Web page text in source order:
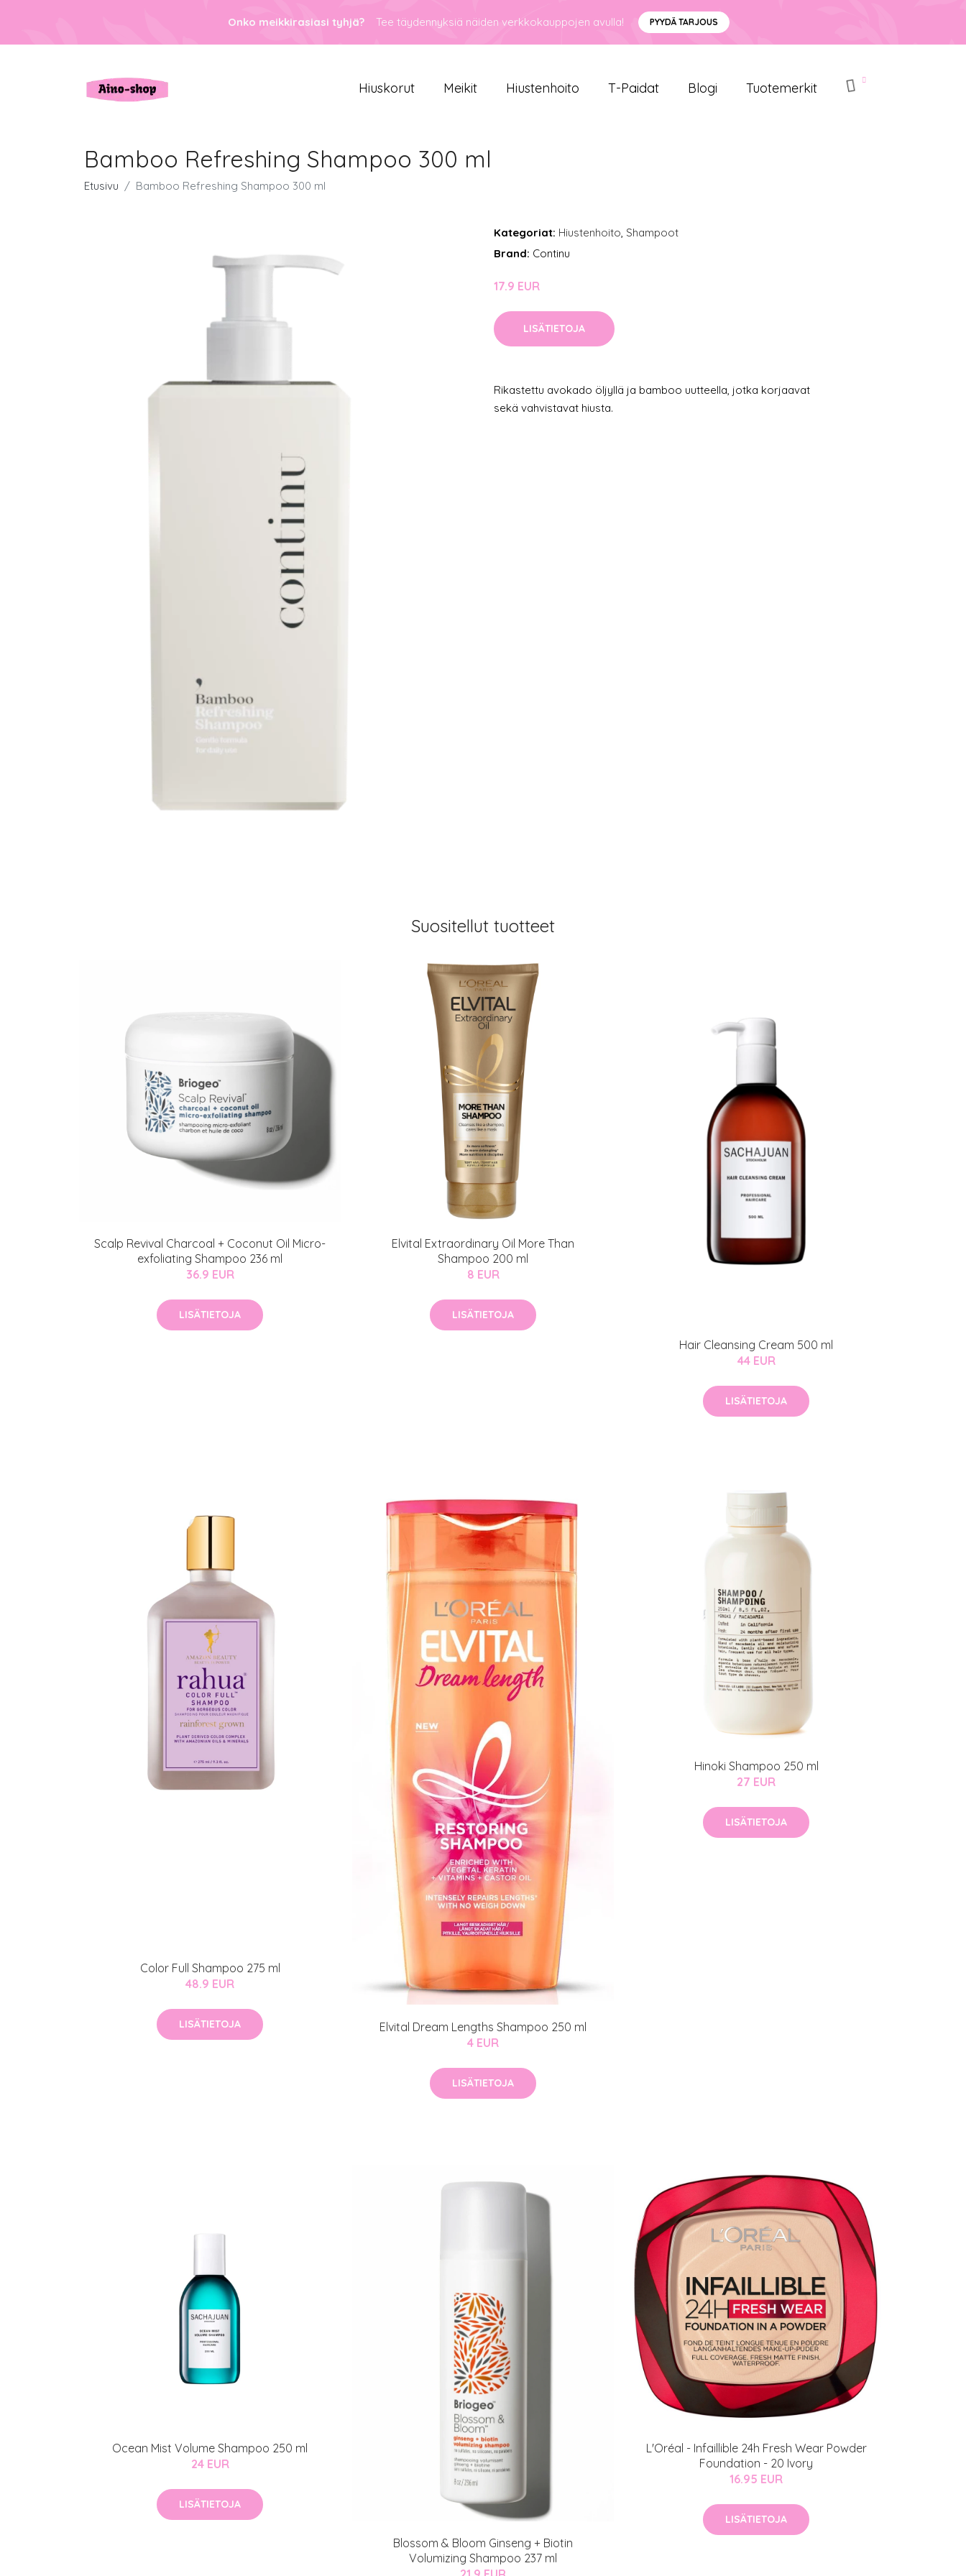
Onko meikkirasiasi tyhjä? Tee täydennyksiä näiden verkkokauppojen avulla! PYYDÄ TARJOUS
Hiuskorut Meikit Hiustenhoito T-Paidat Blogi Tuotemerkit
Bamboo Refreshing Shampoo 300 ml
Etusivu Bamboo Refreshing Shampoo 300 ml
Kategoriat: Hiustenhoito, Shampoot
Brand: Continu
17.9 EUR
LISÄTIETOJA
Rikastettu avokado öljyllä ja bamboo uutteella, jotka korjaavat
sekä vahvistavat hiusta.
Suositellut tuotteet
Scalp Revival Charcoal + Coconut Oil Micro-
exfoliating Shampoo 236 ml
36.9 EUR
LISÄTIETOJA
Elvital Extraordinary Oil More Than
Shampoo 200 ml
8 EUR
LISÄTIETOJA
Hair Cleansing Cream 500 ml
44 EUR
LISÄTIETOJA
Color Full Shampoo 275 ml
48.9 EUR
LISÄTIETOJA
Elvital Dream Lengths Shampoo 250 ml
4 EUR
LISÄTIETOJA
Hinoki Shampoo 250 ml
27 EUR
LISÄTIETOJA
Ocean Mist Volume Shampoo 250 ml
24 EUR
LISÄTIETOJA
Blossom & Bloom Ginseng + Biotin
Volumizing Shampoo 237 ml
L'Oréal - Infaillible 24h Fresh Wear Powder
Foundation - 20 Ivory
16.95 EUR
LISÄTIETOJA
Erikoistarjous
IdealofMeD Kauppa
Kaikki IdealofMeDin tuotteet -20 %!
Varaa konsultaatio
ja saat nyt myös -200 €
toimenpiteestä.
KATSO TARJOUS